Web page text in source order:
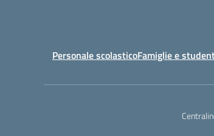
Personale scolasticoFamiglie e